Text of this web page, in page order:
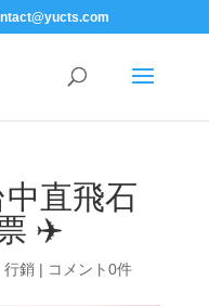
直飛石
✈️
行銷| コメント0件